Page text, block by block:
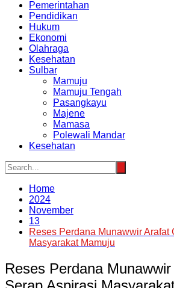
Pemerintahan
Pendidikan
Hukum
Ekonomi
Olahraga
Kesehatan
Sulbar
Mamuju
Mamuju Tengah
Pasangkayu
Majene
Mamasa
Polewali Mandar
Kesehatan
Home
2024
November
13
Reses Perdana Munawwir Arafat
Masyarakat Mamuju
Reses Perdana